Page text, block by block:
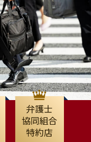
弁護士
協同組合
特約店